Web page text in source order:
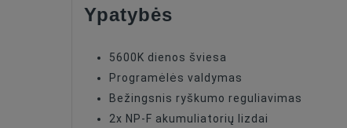
Type Of Product
Power Watt
Number Of LEDs
Ypatybės
5600K dienos šviesa
Programėlės valdymas
Bežingsnis ryškumo reguliavimas
2x NP-F akumuliatorių lizdai